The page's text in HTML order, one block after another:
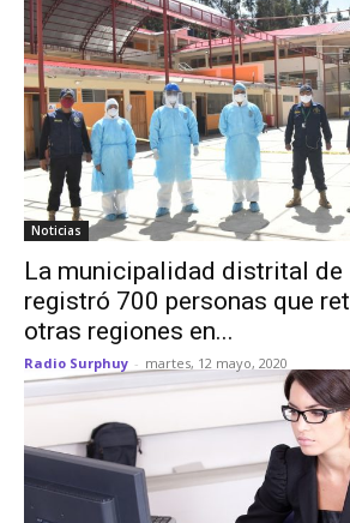
Noticias
La municipalidad distrital de
registró 700 personas que
otras regiones en...
Radio Surphuy - martes, 12 mayo, 2020